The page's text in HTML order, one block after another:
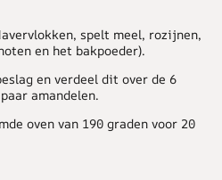
spelt meel, rozijnen,
en het bakpoeder).
en verdeel dit over de 6
amandelen.
oven van 190 graden voor 20